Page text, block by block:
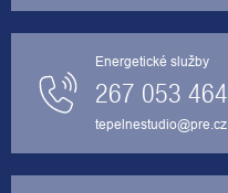
Energetické služby
267 053 464
tepelnestudio@pre.cz